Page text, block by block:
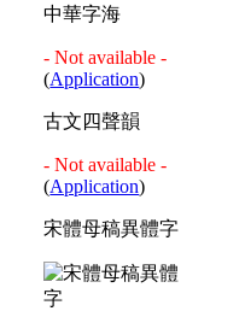
中華字海
- Not available -
(Application)
古文四聲韻
- Not available -
(Application)
宋體母稿異體字